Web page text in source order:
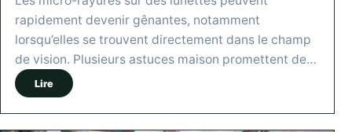
rapidement devenir gênantes, notamment
lorsqu’elles se trouvent directement dans le champ
de vision. Plusieurs astuces maison promettent de…
Lire